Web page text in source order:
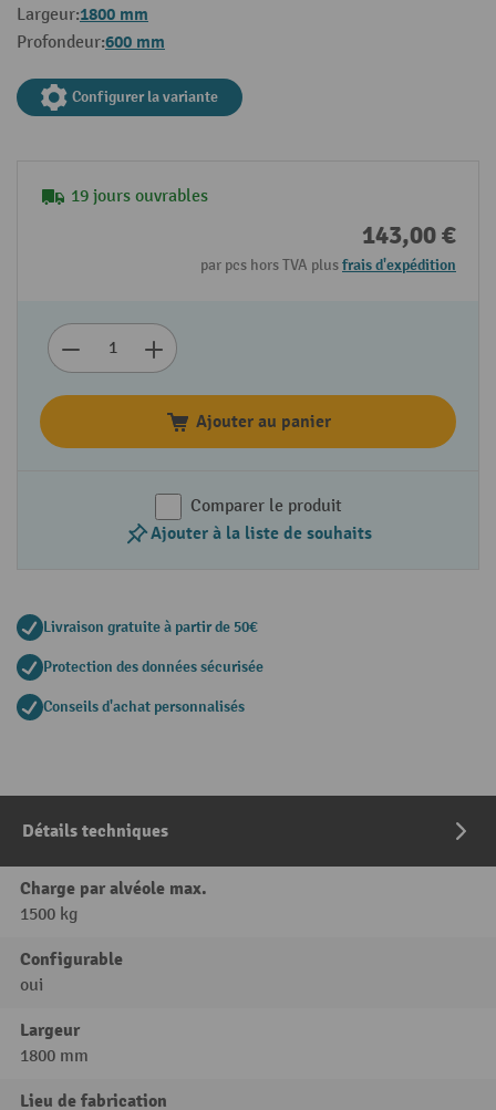
Largeur:1800 mm
Profondeur:600 mm
Configurer la variante
19 jours ouvrables
143,00 €
par pcs hors TVA plusfrais d'expédition
Ajouter au panier
Comparer le produit
Ajouter à la liste de souhaits
Livraison gratuite à partir de 50€
Protection des données sécurisée
Conseils d'achat personnalisés
Détails techniques
Charge par alvéole max.
1500 kg
Configurable
oui
Largeur
1800 mm
Lieu de fabrication